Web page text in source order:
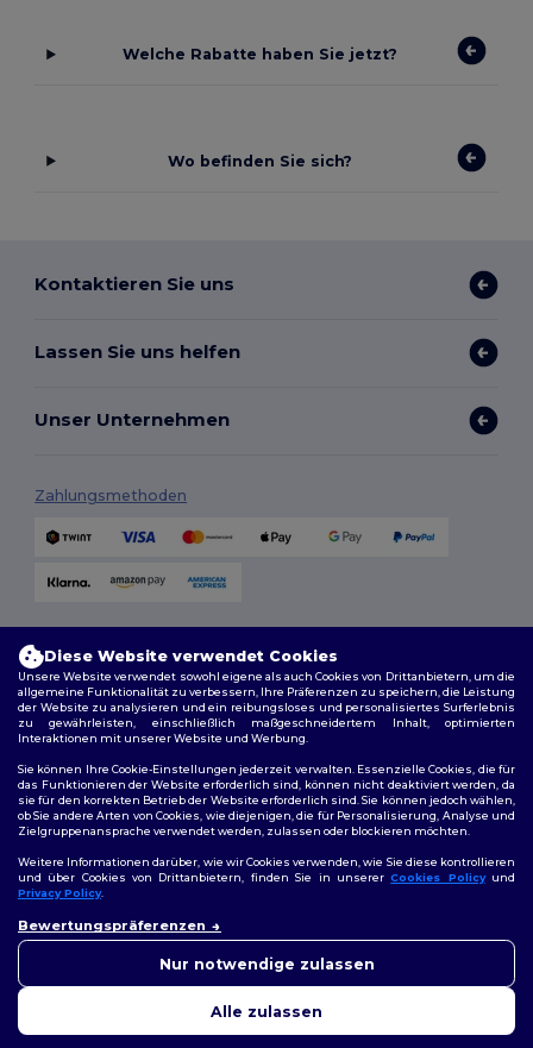
Welche Rabatte haben Sie jetzt?
Wo befinden Sie sich?
Kontaktieren Sie uns
Lassen Sie uns helfen
Unser Unternehmen
Zahlungsmethoden
Allgemeine Geschäftsbedingungen
Datenschutzbestimmungen|Cookie-Richtlinie|Site Map
Folge uns
Diese Website verwendet Cookies
Unsere Website verwendet sowohl eigene als auch Cookies von Drittanbietern, um die
allgemeine Funktionalität zu verbessern, Ihre Präferenzen zu speichern, die Leistung
der Website zu analysieren und ein reibungsloses und personalisiertes Surferlebnis
zu gewährleisten, einschließlich maßgeschneidertem Inhalt, optimierten
Interaktionen mit unserer Website und Werbung.
Sie können Ihre Cookie-Einstellungen jederzeit verwalten. Essenzielle Cookies, die für
das Funktionieren der Website erforderlich sind, können nicht deaktiviert werden, da
sie für den korrekten Betrieb der Website erforderlich sind. Sie können jedoch wählen,
ob Sie andere Arten von Cookies, wie diejenigen, die für Personalisierung, Analyse und
Zielgruppenansprache verwendet werden, zulassen oder blockieren möchten.
Weitere Informationen darüber, wie wir Cookies verwenden, wie Sie diese kontrollieren
und über Cookies von Drittanbietern, finden Sie in unsererCookies Policyund
Privacy Policy.
Bewertungspräferenzen
Nur notwendige zulassen
Alle zulassen
uns jederzeit kontaktieren.
Ihnen zu helfen.